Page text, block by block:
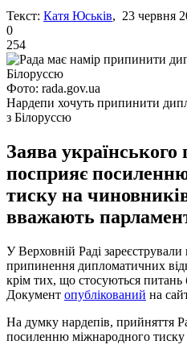
Текст: Катя Юськів, 23 червня
0
254
Фото: rada.gov.ua
Нардепи хочуть припинити
з Білоруссю
Заява українського
посприяє
тиску на
вважають
У Верховній Раді
припинення дипломатичних
крім тих, що стосуються питань
Документ опублікований на
На думку нардепів, прийняття
посиленню міжнародного тиску